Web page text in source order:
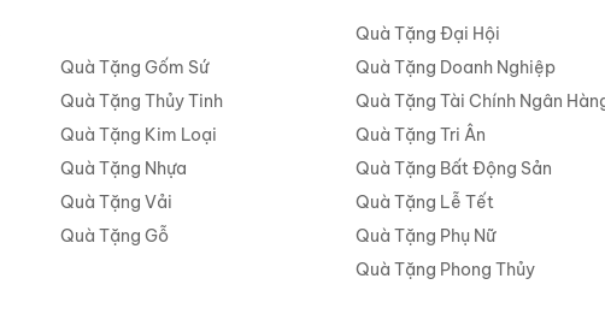
Quà Tặng Gốm Sứ
Quà Tặng Thủy Tinh
Quà Tặng Kim Loại
Quà Tặng Nhựa
Quà Tặng Vải
Quà Tặng Gỗ
Quà Tặng Đại Hội
Quà Tặng Doanh Nghiệp
Quà Tặng Tài Chính Ngân
Quà Tặng Tri Ân
Quà Tặng Bất Động Sản
Quà Tặng Lễ Tết
Quà Tặng Phụ Nữ
Quà Tặng Phong Thủy